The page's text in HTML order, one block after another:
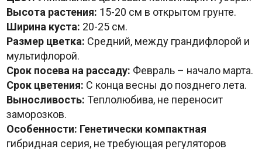
Высота растения: 15-20 см в открытом грунте.
Ширина куста: 20-25 см.
Размер цветка: Средний, между грандифлорой и
мультифлорой.
Срок посева на рассаду: Февраль – начало марта.
Срок цветения: С конца весны до позднего лета.
Выносливость: Теплолюбива, не переносит
заморозков.
Особенности: Генетически компактная
гибридная серия, не требующая регуляторов